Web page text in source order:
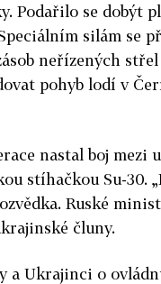
Podařilo se dobýt
silám se
neřízených
pohyb lodí v
nastal boj
stíhačkou Su-30.
Ruské
čluny.
a Ukrajinci o